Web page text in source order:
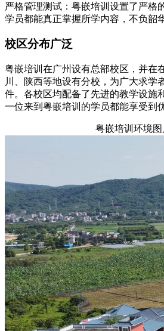
严格管理测试：粤嵌培训设置了严格
学员都能真正掌握所学内容，不负韶
校区分布广泛
粤嵌培训在广州设有总部校区，并在
川、陕西等地设有分校，为广大求学
件。各校区均配备了先进的教学设施
一位来到粤嵌培训的学员都能享受到
粤嵌培训环境图